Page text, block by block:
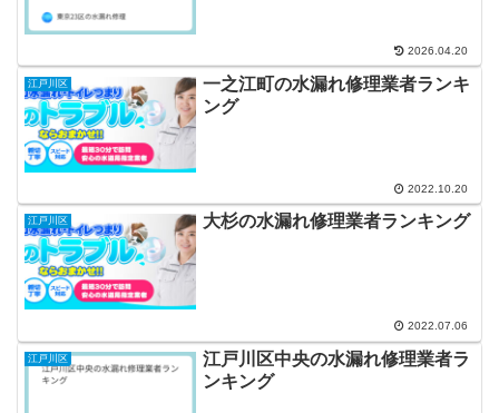
2026.04.20
江戸川区
一之江町の水漏れ修理業者ランキ
ング
2022.10.20
江戸川区 大杉の水漏れ修理業者ランキング
2022.07.06
江戸川区
江戸川区中央の水漏れ修理業者ラ
ンキング